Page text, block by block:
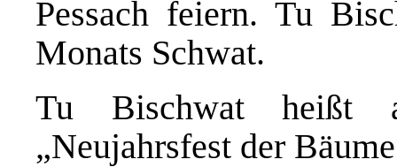
Pessach feiern. Tu
Monats Schwat.
Tu Bischwat heißt
„Neujahrsfest der